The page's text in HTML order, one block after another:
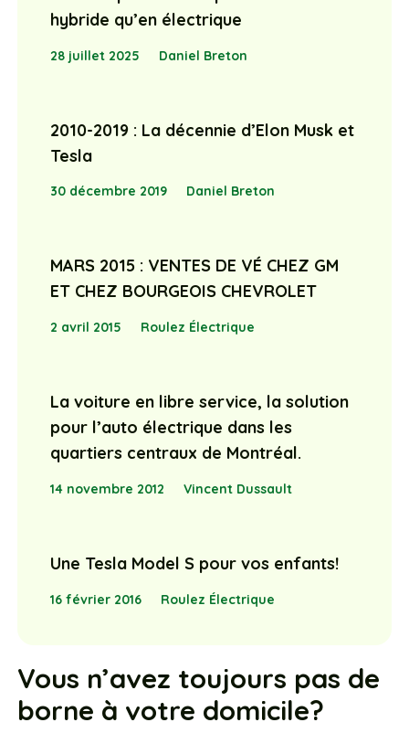
hybride qu’en électrique
28 juillet 2025 Daniel Breton
2010-2019 : La décennie d’Elon Musk et
Tesla
30 décembre 2019 Daniel Breton
MARS 2015 : VENTES DE VÉ CHEZ GM
ET CHEZ BOURGEOIS CHEVROLET
2 avril 2015 Roulez Électrique
La voiture en libre service, la solution
pour l’auto électrique dans les
quartiers centraux de Montréal.
14 novembre 2012 Vincent Dussault
Une Tesla Model S pour vos enfants!
16 février 2016 Roulez Électrique
Vous n’avez toujours pas de
borne à votre domicile?